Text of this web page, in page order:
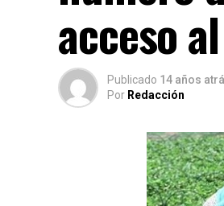
acceso
Publicado 14 años
Por Redacción